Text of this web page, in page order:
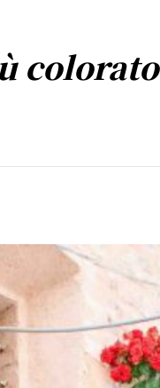
colorato